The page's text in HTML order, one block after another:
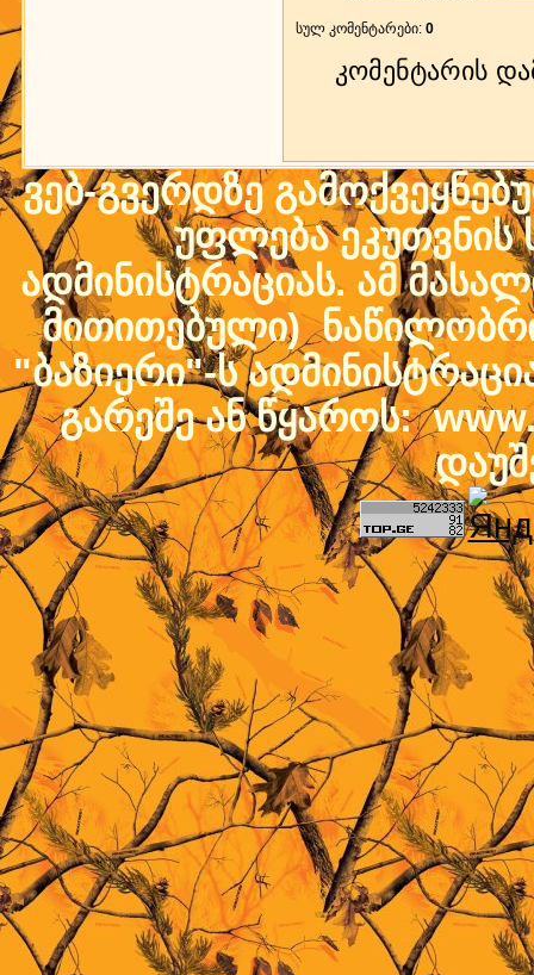
სულ კომენტარები: 0
კომენტარის
ვებ-გვერდზე
უფლება ეკუთვნის
ადმინისტრაციას. ამ
მითითებული)
"ბაზიერი"-ს
გარეშე ან წყაროს: